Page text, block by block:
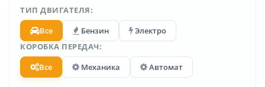
ТИП ДВИГАТЕЛЯ:
Все
Бензин
Электро
КОРОБКА ПЕРЕДАЧ:
Все
Механика Автомат